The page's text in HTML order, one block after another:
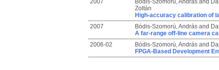
2007
Bódis-Szomorú, Andrásand
Zoltán
High-accuracy calibration of
2007
Bódis-Szomorú, Andrásand
A far-range off-line camera
2006-02
Bódis-Szomorú, Andrásand
FPGA-Based Development